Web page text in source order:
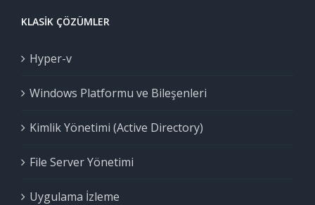
KLASIK ÇÖZÜMLER
Hyper-v
Windows Platformu ve Bileşenleri
Kimlik Yönetimi (Active Directory)
File Server Yönetimi
Uygulama İzleme